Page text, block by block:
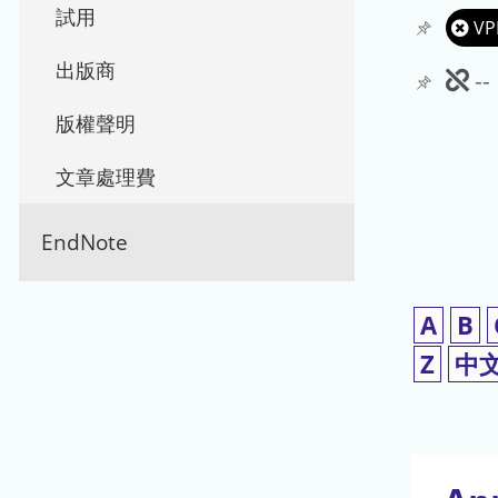
試用
出版商
版權聲明
文章處理費
EndNote
此
使
用
--
A B
Z
中